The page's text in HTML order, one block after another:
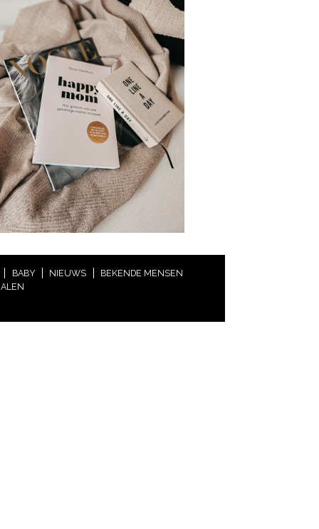
BABY NIEUWS
BEKENDE MENSEN